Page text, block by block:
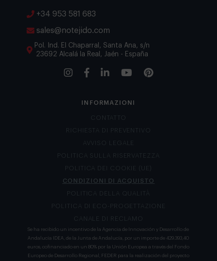
+34 953 581 683
sales@notejido.com
Pol. Ind. El Chaparral, Santa Ana, s/n
23692 Alcalá la Real, Jaén - España
INFORMAZIONI
CONTATTO
RICHIESTA DI PREVENTIVO
AVVISO LEGALE
POLITICA SULLA RISERVATEZZA
POLITICA DEI COOKIE (UE)
CONDIZIONI DI ACQUISTO
POLITICA DELLA QUALITÀ
POLITICA DI ECO-PROGETTAZIONE
CANALE DI RECLAMO
Se ha recibido un incentivo de la Agencia de Innovación y Desarrollo de
Andalucía IDEA, de la Junta de Andalucía, por un importe de 429.393,40
euros, cofinanciado en un 80% por la Unión Europea a través del Fondo
Europeo de Desarrollo Regional, FEDER para la realización del proyecto